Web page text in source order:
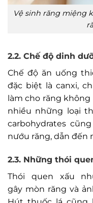
Vệ sinh răng miệng
2.2. Chế độ dinh
Chế độ ăn uống
đặc biệt là canxi,
làm cho răng không
nhiều những loại
carbohydrates
nướu răng, dẫn đến
2.3. Những thói
Thói quen xấu
gây mòn răng và